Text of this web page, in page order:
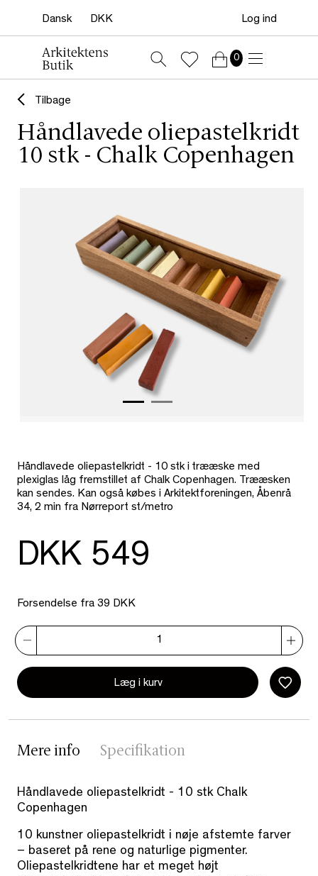
Log ind
0
Tilbage
Håndlavede oliepastelkridt
10 stk - Chalk Copenhagen
Håndlavede oliepastelkridt - 10 stk i trææske med
plexiglas låg fremstillet af Chalk Copenhagen. Trææsken
kan sendes. Kan også købes i Arkitektforeningen, Åbenrå
34, 2 min fra Nørreport st/metro
DKK 549
Forsendelse fra 39 DKK
Læg i kurv
Mere info Specifikation
Håndlavede oliepastelkridt - 10 stk Chalk
Copenhagen
10 kunstner oliepastelkridt i nøje afstemte farver
– baseret på rene og naturlige pigmenter.
Oliepastelkridtene har et meget højt